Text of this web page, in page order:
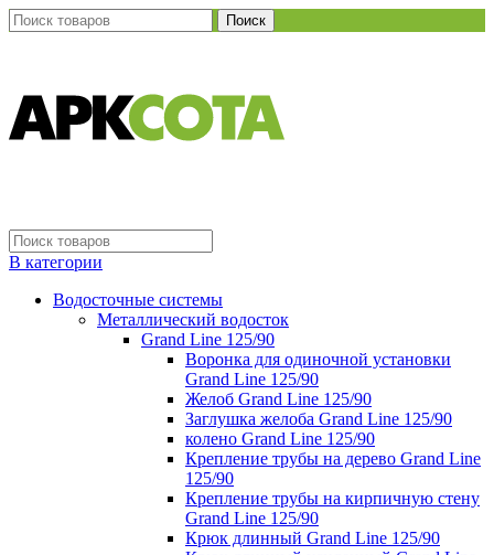
Поиск
В категории
Водосточные системы
Металлический водосток
Grand Line 125/90
Воронка для одиночной установки
Grand Line 125/90
Желоб Grand Line 125/90
Заглушка желоба Grand Line 125/90
колено Grand Line 125/90
Крепление трубы на дерево Grand Line
125/90
Крепление трубы на кирпичную стену
Grand Line 125/90
Крюк длинный Grand Line 125/90